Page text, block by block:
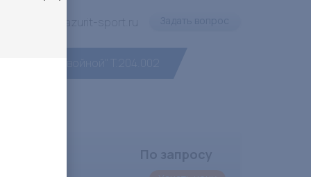
info@lazurit-sport.ru
По запросу